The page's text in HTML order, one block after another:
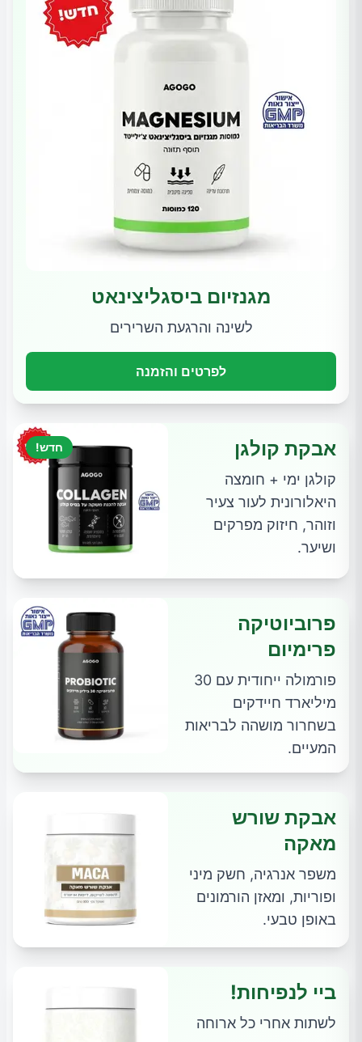
מגנזיום ביסגליצינאט
לשינה והרגעת השרירים
לפרטים והזמנה
חדש! אבקת קולגן
קולגן ימי + חומצה
היאלורונית לעור צעיר
וזוהר, חיזוק מפרקים
ושיער.
פרוביוטיקה
פרימיום
פורמולה ייחודית עם 30
מיליארד חיידקים
בשחרור מושהה לבריאות
המעיים.
אבקת שורש
מאקה
משפר אנרגיה, חשק מיני
ופוריות, ומאזן הורמונים
באופן טבעי.
ביי לנפיחות!
לשתות אחרי כל ארוחה